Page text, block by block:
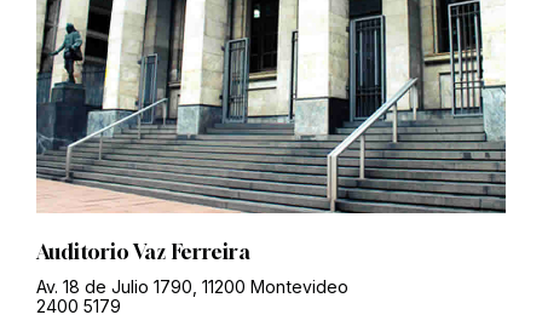
Auditorio Vaz Ferreira
Av. 18 de Julio 1790, 11200 Montevideo
2400 5179